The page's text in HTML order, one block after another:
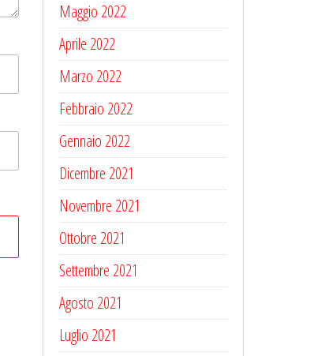
Maggio 2022
Aprile 2022
Marzo 2022
Febbraio 2022
Gennaio 2022
Dicembre 2021
Novembre 2021
Ottobre 2021
Settembre 2021
Agosto 2021
Luglio 2021